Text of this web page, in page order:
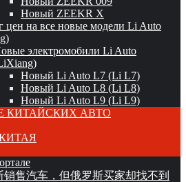
Новый ZEEKR X
цен на все новые модели Li Auto
электромобили Li Auto
Новый Li Auto L7 (Li L7)
Новый Li Auto L8 (Li L8)
Новый Li Auto L9 (Li L9)
КИТАЙСКИХ АВТО
销售汽车，但俄罗斯买家却找不到